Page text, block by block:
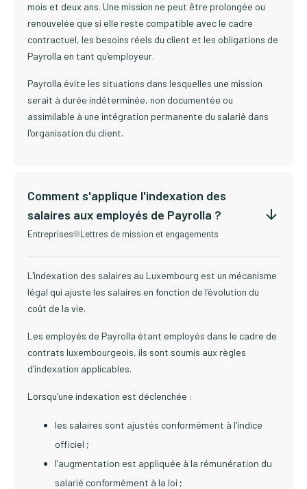
mois et deux ans. Une mission ne peut être prolongée ou
renouvelée que si elle reste compatible avec le cadre
contractuel, les besoins réels du client et les obligations de
Payrolla en tant qu'employeur.
Payrolla évite les situations dans lesquelles une mission
serait à durée indéterminée, non documentée ou
assimilable à une intégration permanente du salarié dans
l'organisation du client.
Comment s'applique l'indexation des
salaires aux employés de Payrolla ?
Entreprises Lettres de mission et engagements
L'indexation des salaires au Luxembourg est un mécanisme
légal qui ajuste les salaires en fonction de l'évolution du
coût de la vie.
Les employés de Payrolla étant employés dans le cadre de
contrats luxembourgeois, ils sont soumis aux règles
d'indexation applicables.
Lorsqu'une indexation est déclenchée :
les salaires sont ajustés conformément à l'indice
officiel ;
l'augmentation est appliquée à la rémunération du
salarié conformément à la loi ;